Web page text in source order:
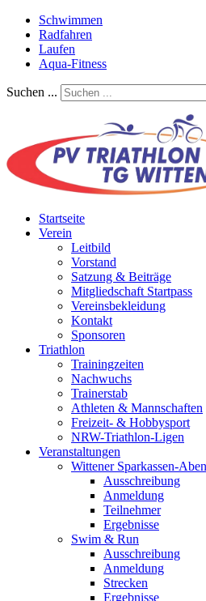
Schwimmen
Radfahren
Laufen
Aqua-Fitness
Suchen ...
Startseite
Verein
Leitbild
Vorstand
Satzung & Beiträge
Mitgliedschaft Startpass
Vereinsbekleidung
Kontakt
Sponsoren
Triathlon
Trainingzeiten
Nachwuchs
Trainerstab
Athleten & Mannschaften
Freizeit- & Hobbysport
NRW-Triathlon-Ligen
Veranstaltungen
Wittener Sparkassen-
Ausschreibung
Anmeldung
Teilnehmer
Ergebnisse
Swim & Run
Ausschreibung
Anmeldung
Strecken
Ergebnisse